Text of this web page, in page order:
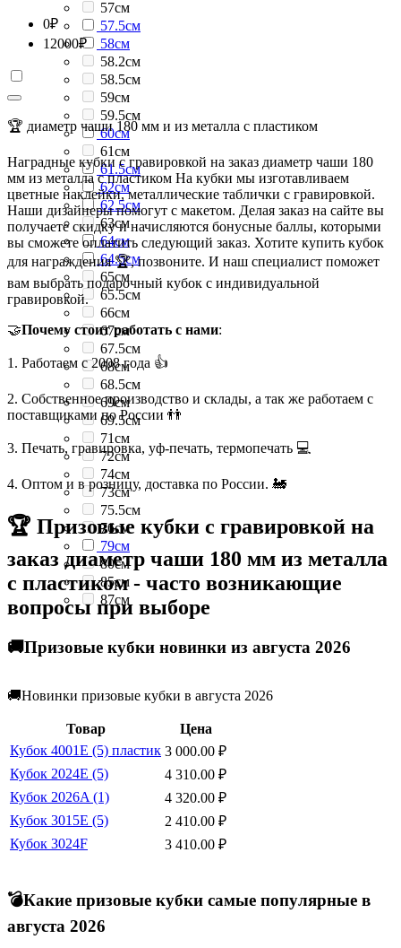
57см
57.5см
58см
58.2см
58.5см
59см
59.5см
60см
61см
61.5см
62см
62.5см
63см
64см
64.5см
65см
65.5см
66см
67см
67.5см
68см
68.5см
69см
69.5см
71см
72см
74см
73см
75.5см
76см
79см
80см
85см
87см
0₽
12000₽
🏆 диаметр чаши 180 мм и из металла с пластиком
Наградные кубки с гравировкой на заказ диаметр чаши 180
мм из металла с пластиком На кубки мы изготавливаем
цветные наклейки, металлические таблички с гравировкой.
Наши дизайнеры помогут с макетом. Делая заказ на сайте вы
получаете скидку и начисляются бонусные баллы, которыми
вы сможете оплатить следующий заказ. Хотите купить кубок
для награждения 🏆, позвоните. И наш специалист поможет
вам выбрать подарочный кубок с индивидуальной
гравировкой.
🤝Почему стоит работать с нами:
1. Работаем с 2008 года 👍
2. Собственное производство и склады, а так же работаем с
поставщиками по России 👬
3. Печать, гравировка, уф-печать, термопечать 💻
4. Оптом и в розницу, доставка по России. 🚂
🏆 Призовые кубки с гравировкой на
заказ диаметр чаши 180 мм из металла
с пластиком - часто возникающие
вопросы при выборе
🚚Призовые кубки новинки из августа 2026
🚚Новинки призовые кубки в августа 2026
Товар
Цена
Кубок 4001E (5) пластик 3 000.00 ₽
Кубок 2024E (5)
4 310.00 ₽
Кубок 2026A (1)
4 320.00 ₽
Кубок 3015E (5)
2 410.00 ₽
Кубок 3024F
3 410.00 ₽
💣Какие призовые кубки самые популярные в
августа 2026